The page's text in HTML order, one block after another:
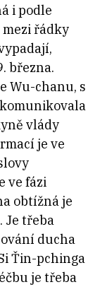
i podle
řádky
března.
Wu-chanu, s
vlády
je ve
ve fázi
obtížná je
Je třeba
ducha
Ťin-pchinga
je třeba